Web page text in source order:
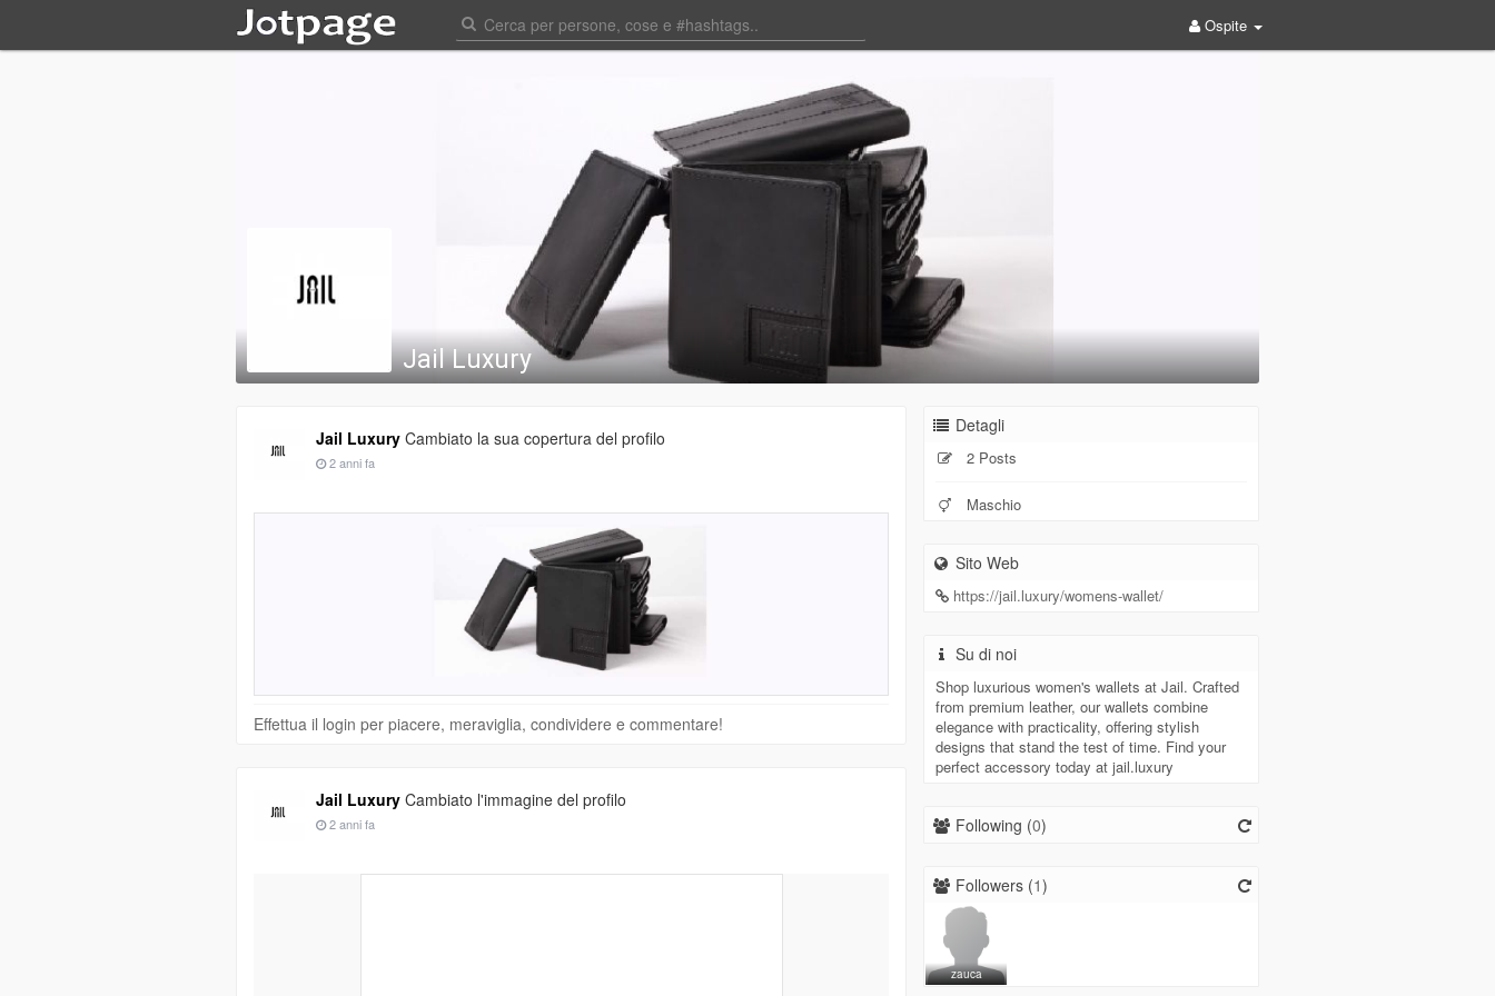
Ospite
Jail Luxury
Jail Luxury Cambiato la sua copertura del profilo
2 anni fa
Effettua il login per piacere, meraviglia, condividere e commentare!
Jail Luxury Cambiato l'immagine del profilo
2 anni fa
Detagli
2 Posts
Maschio
Sito Web
https://jail.luxury/womens-wallet/
Su di noi
Shop luxurious women's wallets at Jail. Crafted
from premium leather, our wallets combine
elegance with practicality, offering stylish
designs that stand the test of time. Find your
perfect accessory today at jail.luxury
Following (0)
Followers (1)
zauca